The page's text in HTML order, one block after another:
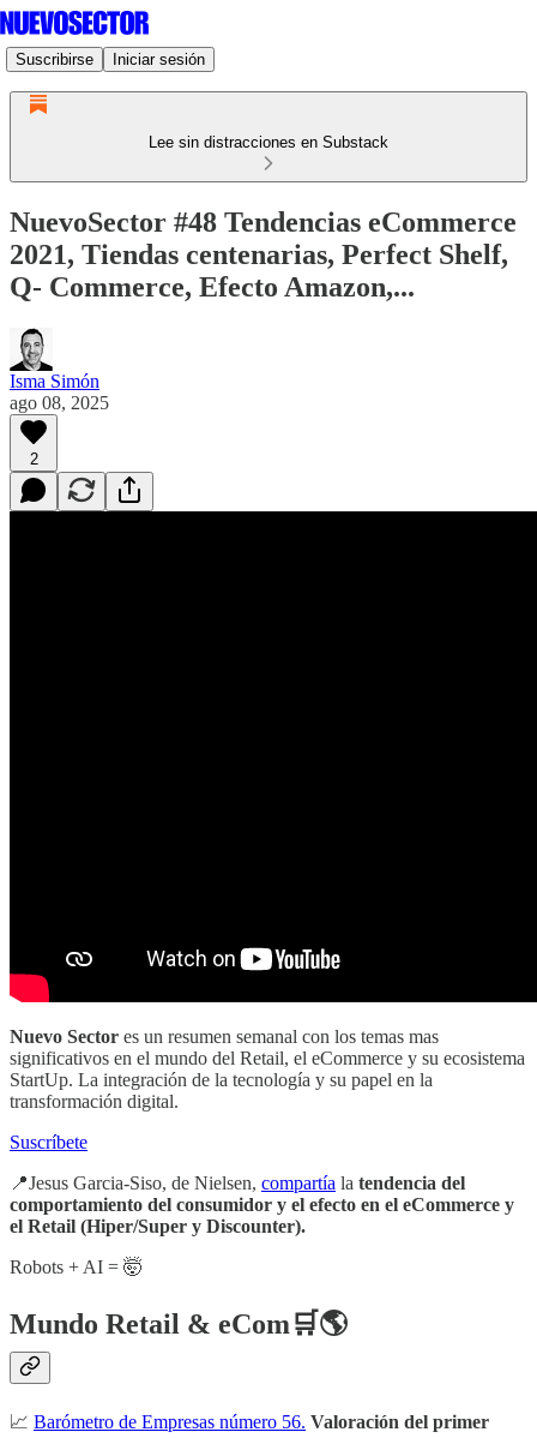
Suscribirse Iniciar sesión
Lee sin distracciones en Substack
NuevoSector #48 Tendencias eCommerce
2021, Tiendas centenarias, Perfect Shelf,
Q- Commerce, Efecto Amazon,...
Isma Simón
ago 08, 2025
2
Nuevo Sector es un resumen semanal con los temas mas
significativos en el mundo del Retail, el eCommerce y su ecosistema
StartUp. La integración de la tecnología y su papel en la
transformación digital.
Suscríbete
📍Jesus Garcia-Siso, de Nielsen, compartía la tendencia del
comportamiento del consumidor y el efecto en el eCommerce y
el Retail (Hiper/Super y Discounter).
Robots + AI = 🤯
Mundo Retail & eCom🛒🌎
📈 Barómetro de Empresas número 56. Valoración del primer